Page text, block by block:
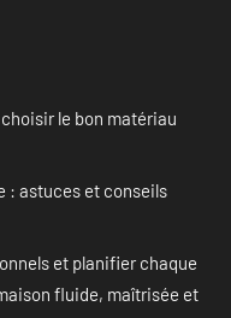
le bon matériau
: astuces et conseils
et planifier chaque
fluide, maîtrisée et